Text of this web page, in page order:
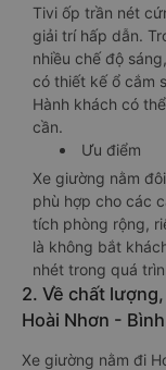
Tivi ốp trần nét
giải trí hấp dẫn.
nhiều chế độ
có thiết kế ổ cắm
Hành khách có
cần.
Ưu điểm
Xe giường nằm
phù hợp cho các
tích phòng rộng,
là không bắt
nhét trong quá
2. Về chất
Hoài Nhơn -
Xe giường nằm đi